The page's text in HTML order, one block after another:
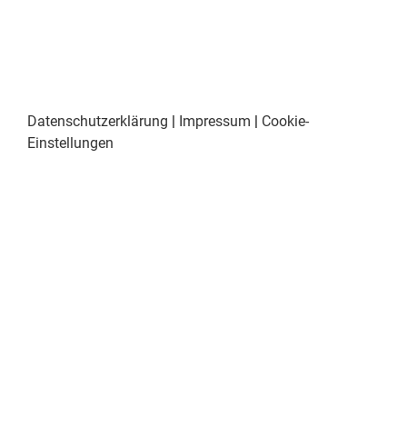
Datenschutzerklärung Impressum
Cookie-
Einstellungen